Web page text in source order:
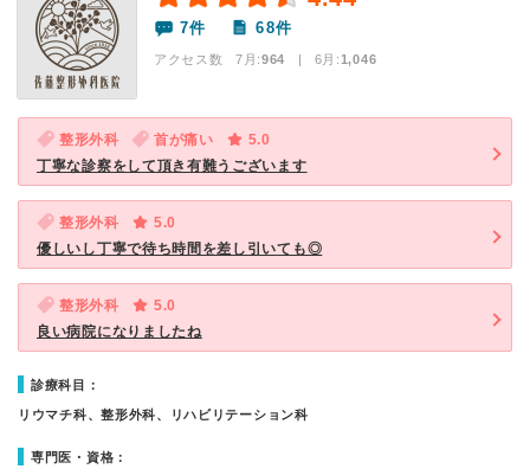
7件 68件
アクセス数 7月:964 | 6月:1,046
整形外科 首が痛い
5.0
丁寧な診察をして頂き有難うございます
整形外科
5.0
優しいし丁寧で待ち時間を差し引いても◎
整形外科
5.0
良い病院になりましたね
診療科目：
リウマチ科、整形外科、リハビリテーション科
専門医・資格：